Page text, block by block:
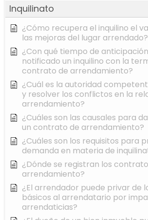
Inquilinato
¿Cómo recupera el inquilino el
las mejoras del lugar arrendado?
¿Con qué tiempo de
notificado un inquilino con la
contrato de arrendamiento?
¿Cuál es la autoridad
y resolver los conflictos en la
arrendamiento?
¿Cuáles son las causales para
un contrato de arrendamiento?
¿Cuáles son los requisitos para
demanda en materia de
¿Dónde se registran los
arrendamiento?
¿El arrendador puede privar de
básicos al arrendatario por
arrendaticias?